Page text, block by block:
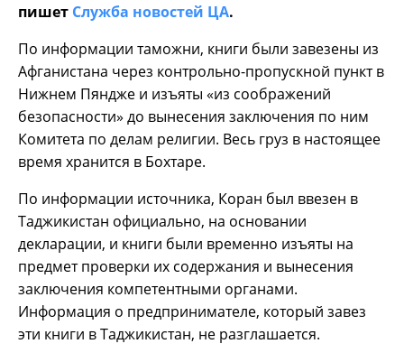
пишет Служба новостей ЦА.
По информации таможни, книги были завезены из
Афганистана через контрольно-пропускной пункт в
Нижнем Пяндже и изъяты «из соображений
безопасности» до вынесения заключения по ним
Комитета по делам религии. Весь груз в настоящее
время хранится в Бохтаре.
По информации источника, Коран был ввезен в
Таджикистан официально, на основании
декларации, и книги были временно изъяты на
предмет проверки их содержания и вынесения
заключения компетентными органами.
Информация о предпринимателе, который завез
эти книги в Таджикистан, не разглашается.